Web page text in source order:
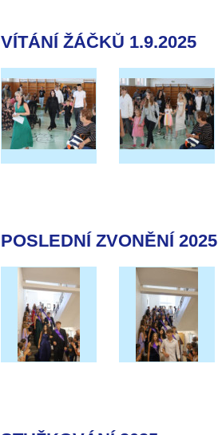
VÍTÁNÍ ŽÁČKŮ 1.9.2025
POSLEDNÍ ZVONĚNÍ 2025